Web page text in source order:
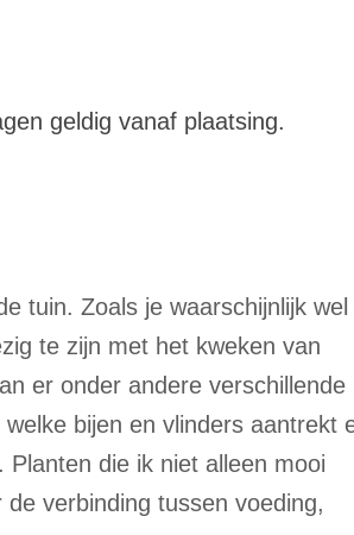
geldig vanaf plaatsing.
tuin. Zoals je waarschijnlijk wel
te zijn met het kweken van
er onder andere verschillende
bijen en vlinders aantrekt
die ik niet alleen mooi
verbinding tussen voeding,